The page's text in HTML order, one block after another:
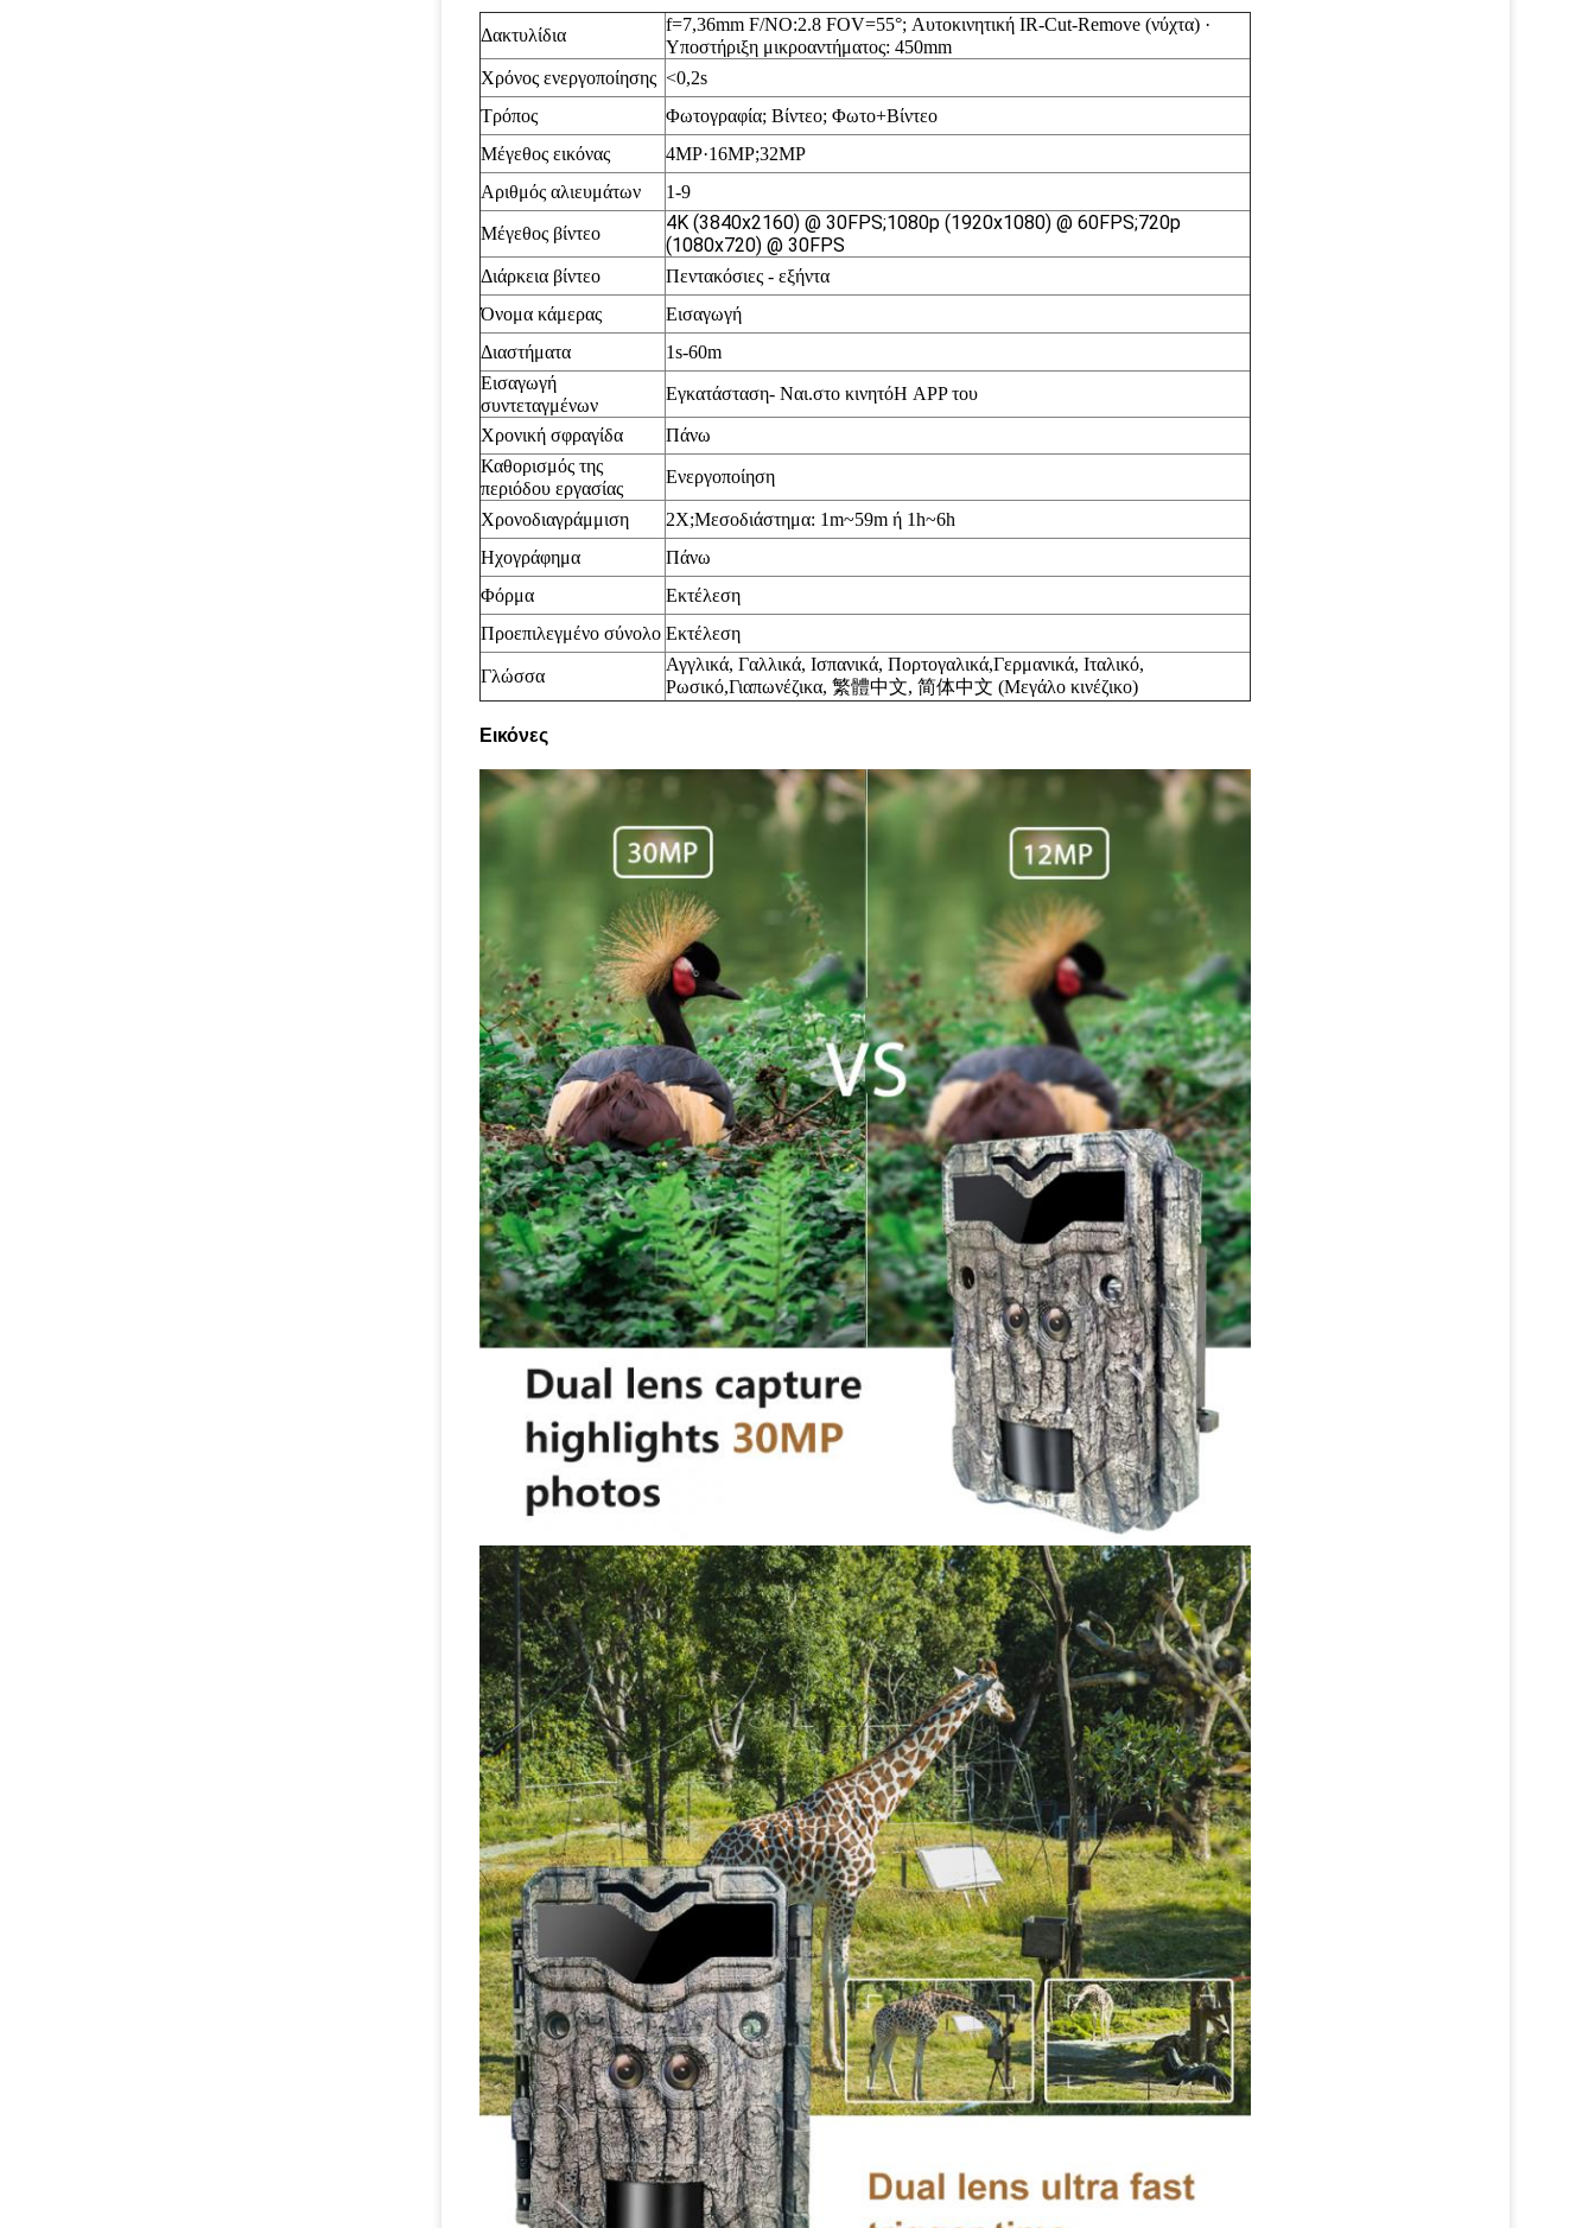
Δακτυλίδια
f=7,36mm F/NO:2.8 FOV=55°; Αυτοκινητική IR-Cut-Remove (νύχτα) ·
Υποστήριξη μικροαντήματος: 450mm
Χρόνος ενεργοποίησης <0,2s
Τρόπος
Φωτογραφία; Βίντεο; Φωτο+Βίντεο
Μέγεθος εικόνας
4MP·16MP;32MP
Αριθμός αλιευμάτων
1-9
Μέγεθος βίντεο
4K (3840x2160) @ 30FPS;1080p (1920x1080) @ 60FPS;720p
(1080x720) @ 30FPS
Διάρκεια βίντεο
Πεντακόσιες - εξήντα
Όνομα κάμερας
Εισαγωγή
Διαστήματα
1s-60m
Εισαγωγή
συντεταγμένων
Εγκατάσταση- Ναι.στο κινητόΗ APP του
Χρονική σφραγίδα
Πάνω
Καθορισμός της
περιόδου εργασίας
Ενεργοποίηση
Χρονοδιαγράμμιση
2X;Μεσοδιάστημα: 1m~59m ή 1h~6h
Ηχογράφημα
Πάνω
Φόρμα
Εκτέλεση
Προεπιλεγμένο σύνολο Εκτέλεση
Γλώσσα
Αγγλικά, Γαλλικά, Ισπανικά, Πορτογαλικά,Γερμανικά, Ιταλικό,
Ρωσικό,Γιαπωνέζικα, 繁體中文, 简体中文 (Μεγάλο κινέζικο)
Εικόνες